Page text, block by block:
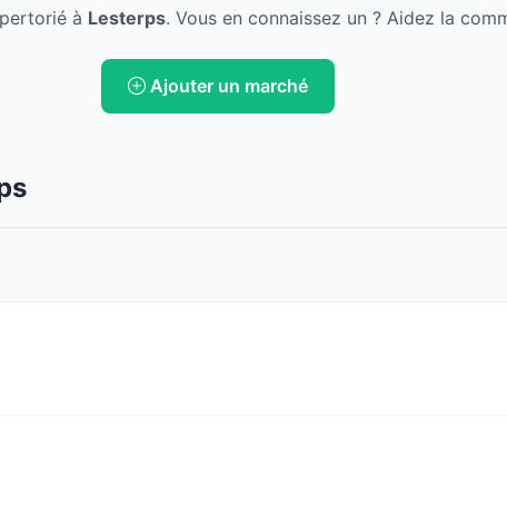
à Lesterps. Vous en connaissez un ? Aidez la
Ajouter un marché